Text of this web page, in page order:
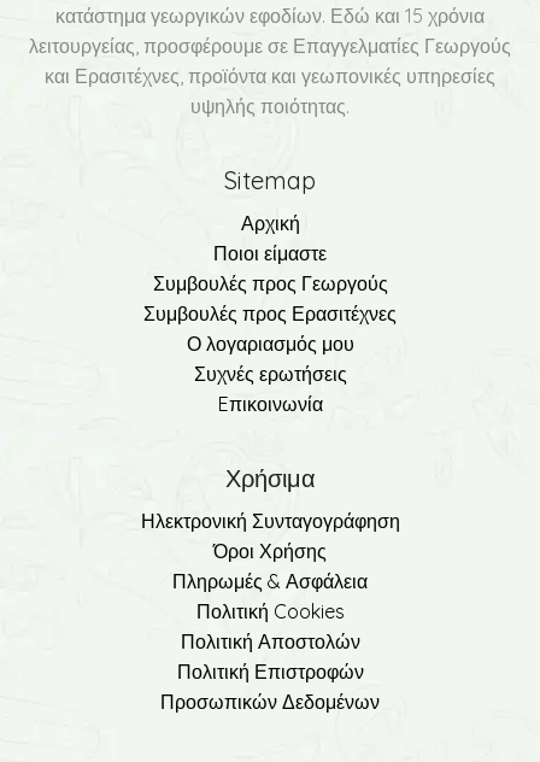
κατάστημα γεωργικών εφοδίων. Εδώ και 15 χρόνια
λειτουργείας, προσφέρουμε σε Επαγγελματίες Γεωργούς
και Ερασιτέχνες, προϊόντα και γεωπονικές υπηρεσίες
υψηλής ποιότητας.
Sitemap
Αρχική
Ποιοι είμαστε
Συμβουλές προς Γεωργούς
Συμβουλές προς Ερασιτέχνες
Ο λογαριασμός μου
Συχνές ερωτήσεις
Eπικοινωνία
Χρήσιμα
Ηλεκτρονική Συνταγογράφηση
Όροι Χρήσης
Πληρωμές & Ασφάλεια
Πολιτική Cookies
Πολιτική Αποστολών
Πολιτική Επιστροφών
Προσωπικών Δεδομένων